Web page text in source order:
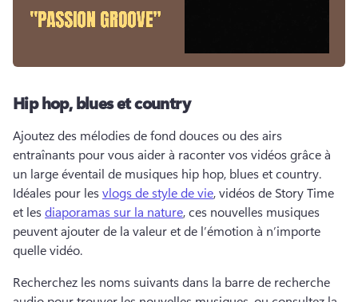
Hip hop, blues et country
Ajoutez des mélodies de fond douces ou des airs
entraînants pour vous aider à raconter vos vidéos grâce à
Idéales pour les vlogs de style de vie, vidéos de Story Time
et les diaporamas sur la nature, ces nouvelles musiques
peuvent ajouter de la valeur et de l’émotion à n’importe
quelle vidéo.
Recherchez les noms suivants dans la barre de recherche